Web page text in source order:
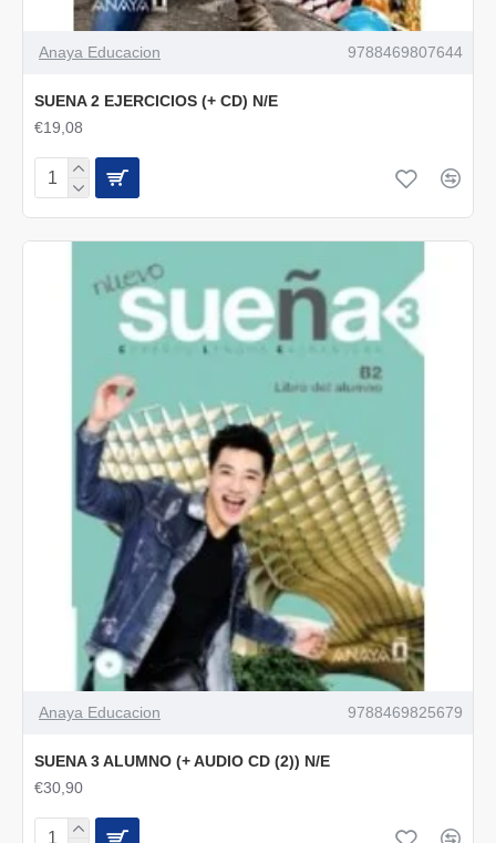
Anaya Educacion 9788469807644
SUENA 2 EJERCICIOS (+ CD) N/E
€19,08
Anaya Educacion 9788469825679
SUENA 3 ALUMNO (+ AUDIO CD (2)) N/E
€30,90